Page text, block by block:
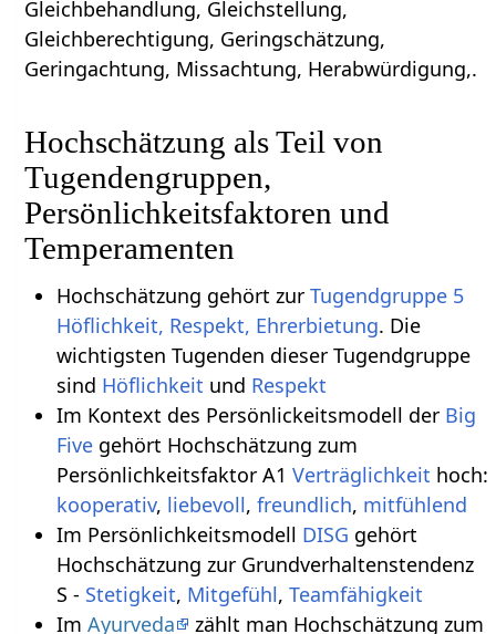
Gleichbehandlung, Gleichstellung,
Gleichberechtigung, Geringschätzung,
Geringachtung, Missachtung, Herabwürdigung,.
Hochschätzung als Teil von
Tugendengruppen,
Persönlichkeitsfaktoren und
Temperamenten
Hochschätzung gehört zur Tugendgruppe 5
Höflichkeit, Respekt, Ehrerbietung. Die
wichtigsten Tugenden dieser Tugendgruppe
sind Höflichkeit und Respekt
Im Kontext des Persönlickeitsmodell der Big
Fivegehört Hochschätzung zum
Persönlichkeitsfaktor A1 Verträglichkeit hoch:
kooperativ, liebevoll, freundlich, mitfühlend
Im Persönlichkeitsmodell DISG gehört
Hochschätzung zur Grundverhaltenstendenz
S - Stetigkeit, Mitgefühl, Teamfähigkeit
Im Ayurveda
zählt man Hochschätzung zum